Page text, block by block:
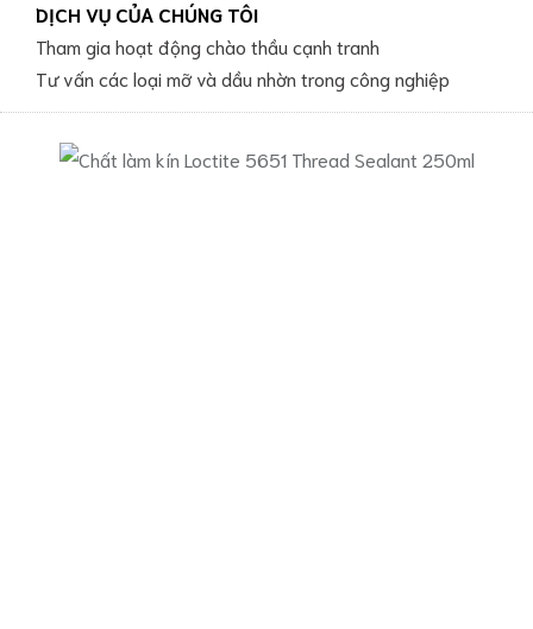
DỊCH VỤ CỦA CHÚNG TÔI
Tham gia hoạt động chào thầu cạnh tranh
Tư vấn các loại mỡ và dầu nhờn trong công nghiệp